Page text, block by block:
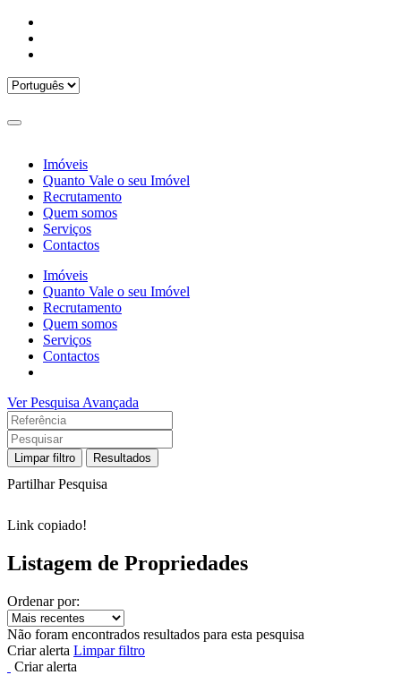
Imóveis
Quanto Vale o seu Imóvel
Recrutamento
Quem somos
Serviços
Contactos
Imóveis
Quanto Vale o seu Imóvel
Recrutamento
Quem somos
Serviços
Contactos
Ver Pesquisa Avançada
Limpar filtro Resultados
Partilhar Pesquisa
Link copiado!
Listagem de Propriedades
Ordenar por:
Não foram encontrados resultados para esta pesquisa
Criar alerta Limpar filtro
Criar alerta